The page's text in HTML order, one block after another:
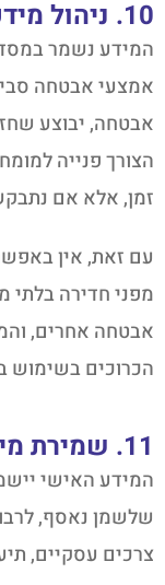
10. ניהול מידע ואבטחתו
המידע נשמר
אמצעי אבטחה
אבטחה, יבוצע
הצורך פנייה
זמן, אלא אם
מפני חדירה בלתי
אבטחה אחרים,
הכרוכים בשימוש
11. שמירת מידע
המידע האישי
שלשמן נאסף,
צרכים עסקיים,